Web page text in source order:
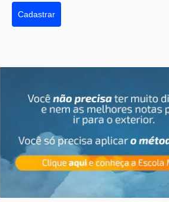
Cadastrar